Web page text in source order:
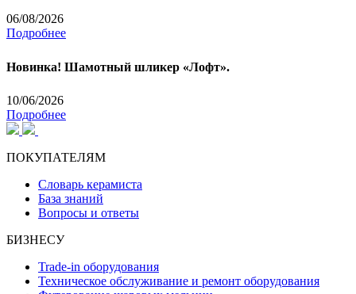
06/08/2026
Подробнее
Новинка! Шамотный шликер «Лофт».
10/06/2026
Подробнее
ПОКУПАТЕЛЯМ
Словарь керамиста
База знаний
Вопросы и ответы
БИЗНЕСУ
Trade-in оборудования
Техническое обслуживание и ремонт оборудования